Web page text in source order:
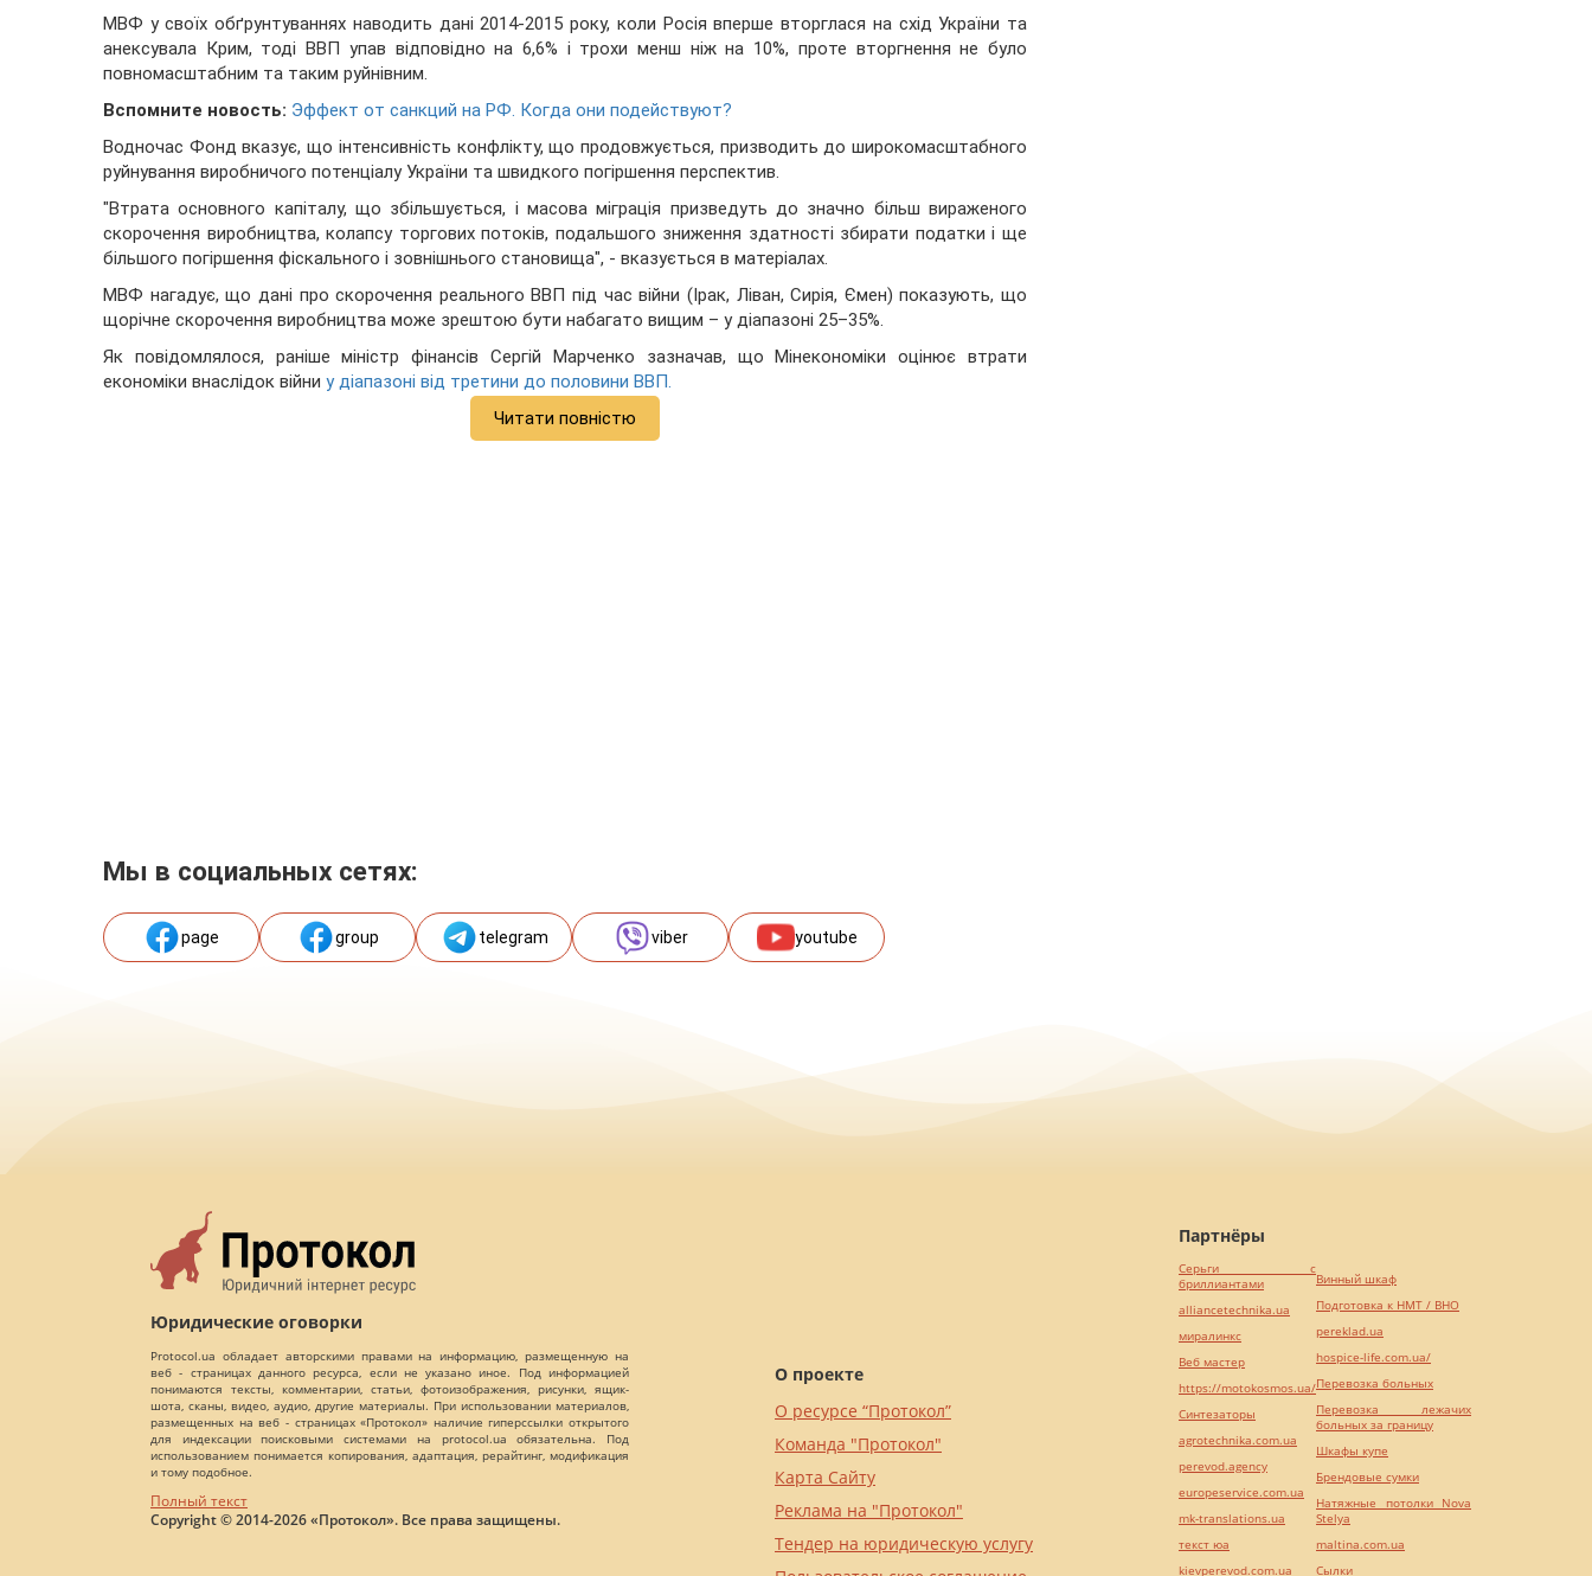
МВФ у своїх обґрунтуваннях наводить дані 2014-2015 року, коли Росія вперше вторглася на схід України та
анексувала Крим, тоді ВВП упав відповідно на 6,6% і трохи менш ніж на 10%, проте вторгнення не було
повномасштабним та таким руйнівним.
Вспомните новость: Эффект от санкций на РФ. Когда они подействуют?
Водночас Фонд вказує, що інтенсивність конфлікту, що продовжується, призводить до широкомасштабного
руйнування виробничого потенціалу України та швидкого погіршення перспектив.
"Втрата основного капіталу, що збільшується, і масова міграція призведуть до значно більш вираженого
скорочення виробництва, колапсу торгових потоків, подальшого зниження здатності збирати податки і ще
більшого погіршення фіскального і зовнішнього становища", - вказується в матеріалах.
МВФ нагадує, що дані про скорочення реального ВВП під час війни (Ірак, Ліван, Сирія, Ємен) показують, що
щорічне скорочення виробництва може зрештою бути набагато вищим – у діапазоні 25–35%.
Як повідомлялося, раніше міністр фінансів Сергій Марченко зазначав, що Мінекономіки оцінює втрати
економіки внаслідок війни у діапазоні від третини до половини ВВП.
Читати повністю
Мы в социальных сетях:
page group telegram viber youtube
Юридические оговорки
Protocol.ua обладает авторскими правами на информацию, размещенную на
веб - страницах данного ресурса, если не указано иное. Под информацией
понимаются тексты, комментарии, статьи, фотоизображения, рисунки, ящик-
шота, сканы, видео, аудио, другие материалы. При использовании материалов,
размещенных на веб - страницах «Протокол» наличие гиперссылки открытого
для индексации поисковыми системами на protocol.ua обязательна. Под
использованием понимается копирования, адаптация, рерайтинг, модификация
и тому подобное.
Полный текст
Copyright © 2014-2026 «Протокол». Все права защищены.
О проекте
О ресурсе “Протокол”
Команда "Протокол"
Карта Сайту
Реклама на "Протокол"
Тендер на юридическую услугу
Партнёры
Серьги с
бриллиантами
alliancetechnika.ua
миралинкс
Веб мастер
https://motokosmos.ua/
Синтезаторы
agrotechnika.com.ua
perevod.agency
europeservice.com.ua
mk-translations.ua
текст юа
kievperevod.com.ua
Винный шкаф
Подготовка к НМТ / ВНО
pereklad.ua
hospice-life.com.ua/
Перевозка больных
Перевозка лежачих
больных за границу
Шкафы купе
Брендовые сумки
Натяжные потолки Nova
Stelya
maltina.com.ua
Cылки